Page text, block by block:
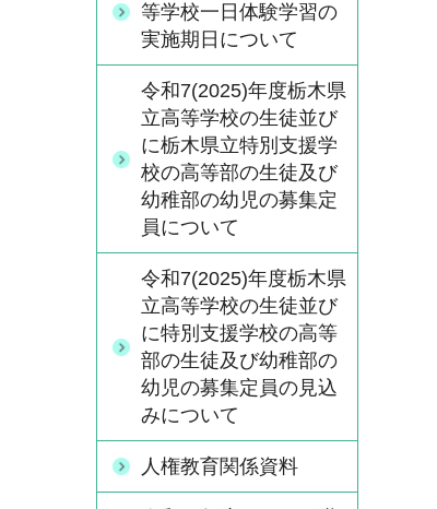
等学校一日体験学習の
実施期日について
令和7(2025)年度栃木県
立高等学校の生徒並び
に栃木県立特別支援学
校の高等部の生徒及び
幼稚部の幼児の募集定
員について
令和7(2025)年度栃木県
立高等学校の生徒並び
に特別支援学校の高等
部の生徒及び幼稚部の
幼児の募集定員の見込
みについて
人権教育関係資料